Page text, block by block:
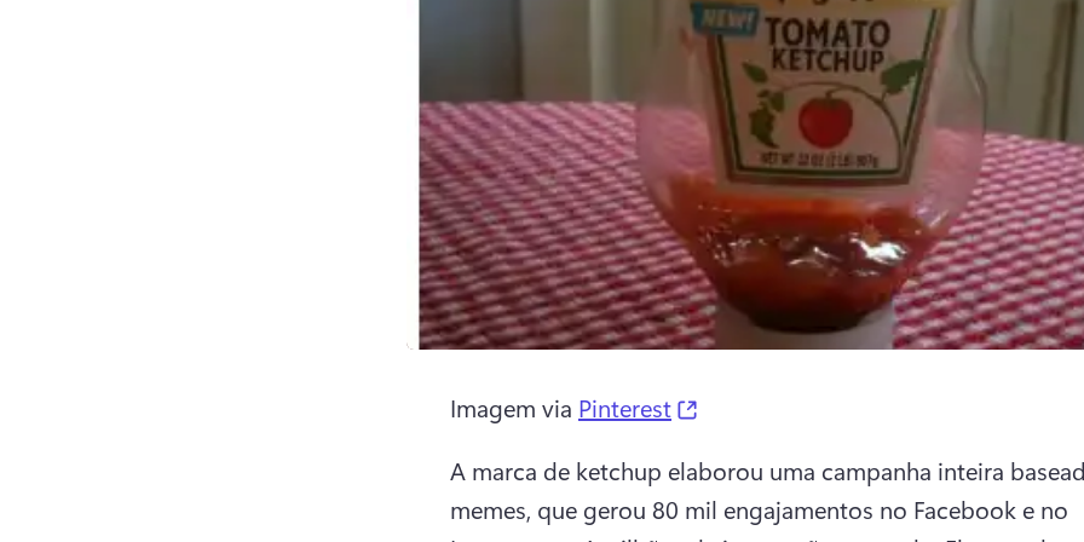
Imagem via Pinterest
A marca de ketchup elaborou uma campanha inteira
memes, que gerou 80 mil engajamentos no Facebook e no